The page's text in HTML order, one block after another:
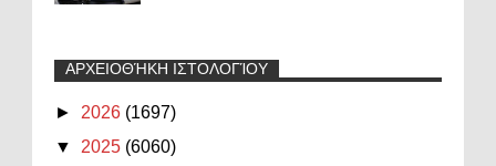
ΑΡΧΕΙΟΘΉΚΗ ΙΣΤΟΛΟΓΊΟΥ
► 2026 (1697)
▼ 2025 (6060)